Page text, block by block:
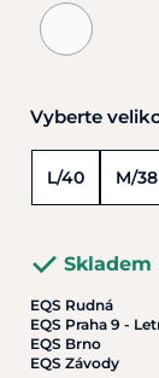
Vyberte
L/40 M/38
Skladem
EQS Rudná
EQS Praha 9 -
EQS Brno
EQS Závody